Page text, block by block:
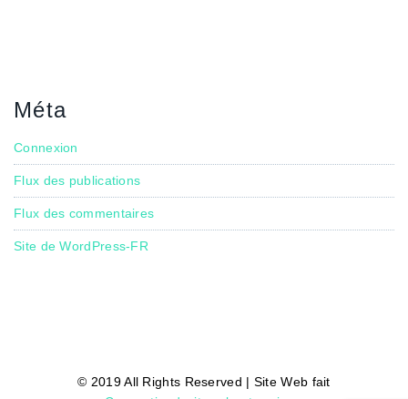
Méta
Connexion
Flux des publications
Flux des commentaires
Site de WordPress-FR
© 2019 All Rights Reserved | Site Web fait